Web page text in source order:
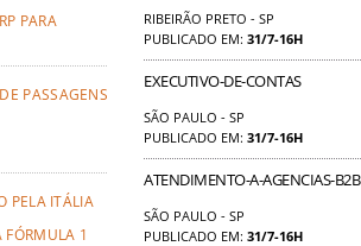
PARA
PASSAGENS
PELA ITÁLIA
FÓRMULA 1
RIBEIRÃO PRETO - SP
PUBLICADO EM: 31/7-16H
EXECUTIVO-DE-CONTAS
SÃO PAULO - SP
PUBLICADO EM: 31/7-16H
ATENDIMENTO-A-AGENCIAS-B2B
SÃO PAULO - SP
PUBLICADO EM: 31/7-16H